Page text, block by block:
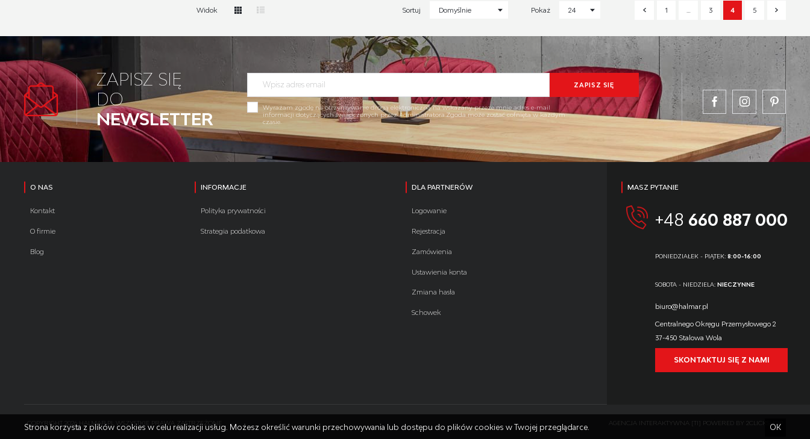
Widok Sortuj Domyślnie Pokaż 24 1 3 4 5
ZAPISZ SIĘ
DO
NEWSLETTER
Wyrażam zgodę na otrzymywanie drogą elektroniczną na wskazany przeze mnie adres e-mail
informacji dotyczących świadczonych przez Administratora.Zgoda może zostać cofnięta w każdym
czasie.
O NAS
Kontakt
O firmie
Blog
INFORMACJE
Polityka prywatności
Strategia podatkowa
DLA PARTNERÓW
Logowanie
Rejestracja
Zamówienia
Ustawienia konta
Zmiana hasła
Schowek
MASZ PYTANIE
+48 660 887 000
PONIEDZIAŁEK - PIĄTEK:8:00-16:00
SOBOTA - NIEDZIELA:NIECZYNNE
biuro@halmar.pl
Centralnego Okręgu Przemysłowego 2
37-450 Stalowa Wola
SKONTAKTUJ SIĘ Z NAMI
COPYRIGHT 2026 HALMAR.PL WSZYSTKIE PRAWA ZASTRZEŻONE AGENCJA INTERAKTYWNA [TI] POWERED BY2CLICKSHOP
Strona korzysta z plików cookies w celu realizacji usług. Możesz określić warunki przechowywania lub dostępu do plików cookies w Twojej przeglądarce. OK